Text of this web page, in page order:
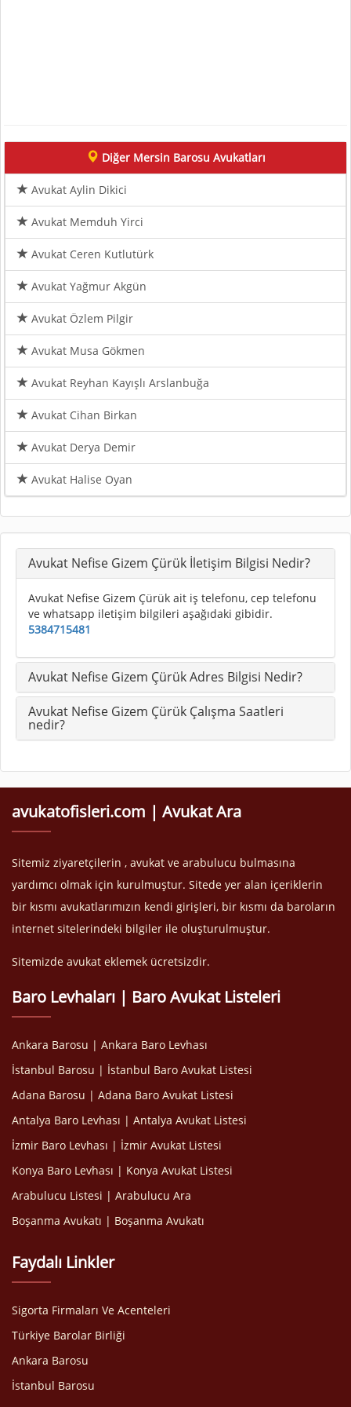
Diğer Mersin Barosu Avukatları
Avukat Aylin Dikici
Avukat Memduh Yirci
Avukat Ceren Kutlutürk
Avukat Yağmur Akgün
Avukat Özlem Pilgir
Avukat Musa Gökmen
Avukat Reyhan Kayışlı Arslanbuğa
Avukat Cihan Birkan
Avukat Derya Demir
Avukat Halise Oyan
Avukat Nefise Gizem Çürük İletişim Bilgisi Nedir?
Avukat Nefise Gizem Çürük ait iş telefonu, cep telefonu
ve whatsapp iletişim bilgileri aşağıdaki gibidir.
5384715481
Avukat Nefise Gizem Çürük Adres Bilgisi Nedir?
Avukat Nefise Gizem Çürük Çalışma Saatleri
nedir?
avukatofisleri.com | Avukat Ara
Sitemiz ziyaretçilerin , avukat ve arabulucu bulmasına
yardımcı olmak için kurulmuştur. Sitede yer alan içeriklerin
bir kısmı avukatlarımızın kendi girişleri, bir kısmı da baroların
internet sitelerindeki bilgiler ile oluşturulmuştur.
Sitemizde avukat eklemek ücretsizdir.
Baro Levhaları | Baro Avukat Listeleri
Ankara Barosu | Ankara Baro Levhası
İstanbul Barosu | İstanbul Baro Avukat Listesi
Adana Barosu | Adana Baro Avukat Listesi
Antalya Baro Levhası | Antalya Avukat Listesi
İzmir Baro Levhası | İzmir Avukat Listesi
Konya Baro Levhası | Konya Avukat Listesi
Arabulucu Listesi | Arabulucu Ara
Boşanma Avukatı | Boşanma Avukatı
Faydalı Linkler
Sigorta Firmaları Ve Acenteleri
Türkiye Barolar Birliği
Ankara Barosu
İstanbul Barosu